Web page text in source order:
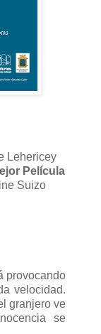
Lehericey
Película
Suizo
provocando
velocidad.
granjero ve
se